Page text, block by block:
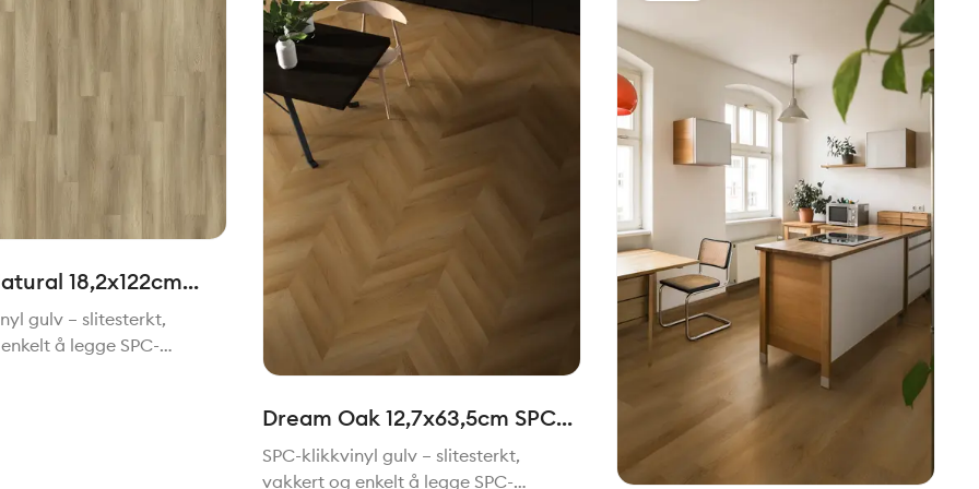
18,2x122cm
gulv – slitesterkt,
å legge SPC-
ønsker et praktisk,
pent gulv i hjemmet. Med
Dream Oak 12,7x63,5cm SPC
Klikkvinyl Fiskebein
SPC-klikkvinyl gulv – slitesterkt,
vakkert og enkelt å legge SPC-